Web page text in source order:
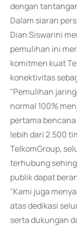
dengan
Dalam siaran
Dian Siswarini
pemulihan ini
komitmen kuat
konektivitas
"Pemulihan
normal 100%
pertama
lebih dari 2.500
TelkomGroup,
terhubung
publik dapat
"Kami juga
atas dedikasi
serta dukungan